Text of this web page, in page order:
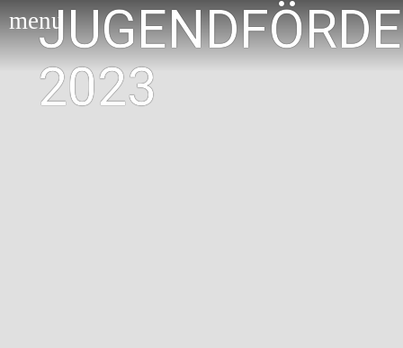
2023
menu